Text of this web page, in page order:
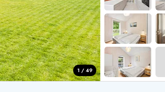
Sommerhuse i
Sommerhuse i
Sommerhuse i Vedersø
Sommerhuse i Vejers
Sommerhuse i Vester
1 / 49